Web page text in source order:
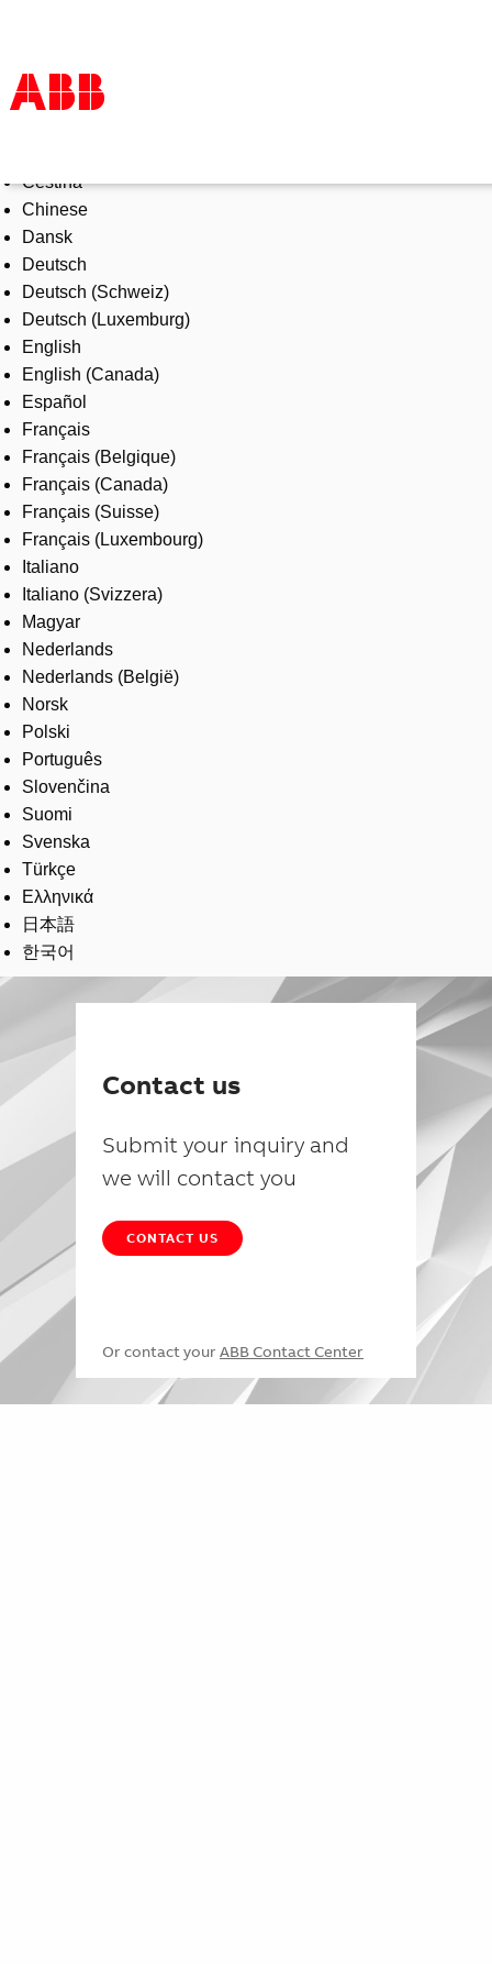
Products & Solutions
Industries
Services
About us
Where to buy
Contact us
Careers
Čeština
Chinese
Dansk
Deutsch
Deutsch (Schweiz)
Deutsch (Luxemburg)
English
English (Canada)
Español
Français
Français (Belgique)
Français (Canada)
Français (Suisse)
Français (Luxembourg)
Italiano
Italiano (Svizzera)
Magyar
Nederlands
Nederlands (België)
Norsk
Polski
Português
Slovenčina
Suomi
Svenska
Türkçe
Ελληνικά
日本語
한국어
Contact us
Submit your inquiry and
we will contact you
CONTACT US
Or contact your ABB Contact Center